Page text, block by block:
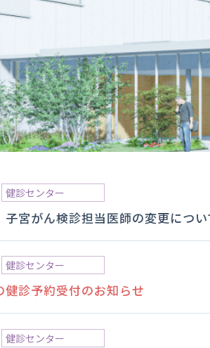
健診センター
宮がん検診担当医師の変更につい
健診センター
健診予約受付のお知らせ
健診センター